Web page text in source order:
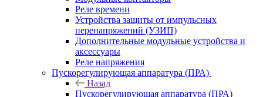
Реле времени
Устройства защиты от импульсных
перенапряжений (УЗИП)
Дополнительные модульные устройства и
аксессуары
Реле напряжения
Пускорегулирующая аппаратура (ПРА)
Назад
Пускорегулирующая аппаратура (ПРА)